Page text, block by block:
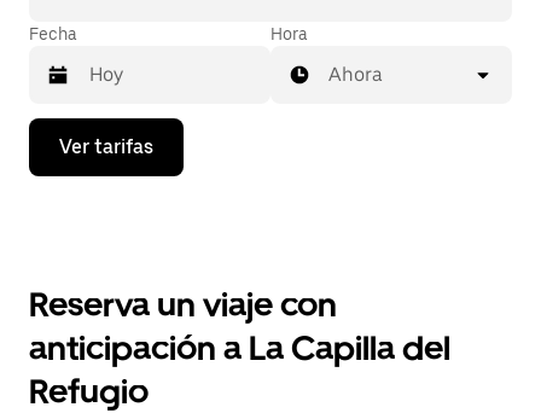
Fecha
Presiona
flecha
el
y
selecciona
una
Hora
Ahora
Ver tarifas
Reserva un viaje con
anticipación a La Capilla del
Refugio